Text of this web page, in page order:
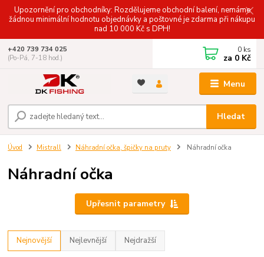
Upozornění pro obchodníky: Rozdělujeme obchodní balení, nemáme
žádnou minimální hodnotu objednávky a poštovné je zdarma při nákupu
nad 10 000 Kč s DPH!
Menu
Hledat
+420 739 734 025
(Po-Pá, 7-18 hod.)
0 ks
za 0 Kč
Úvod Mistrall Náhradní očka, špičky na pruty Náhradní očka
Náhradní očka
Upřesnit parametry
Nejnovější Nejlevnější Nejdražší